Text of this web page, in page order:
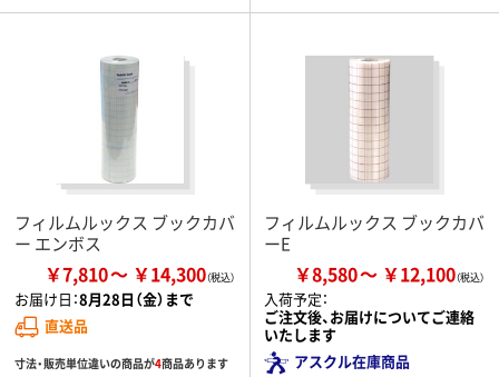
フィルムルックス ブックカバ
ー エンボス
￥7,810 ￥14,300
お届け日：8月28日（金）まで
直送品
寸法・販売単位違いの商品が4商品あります
フィルムルックス ブックカバ
ーE
￥8,580 ￥12,100
入荷予定：
ご注文後、お届けについてご連絡
いたします
アスクル在庫商品